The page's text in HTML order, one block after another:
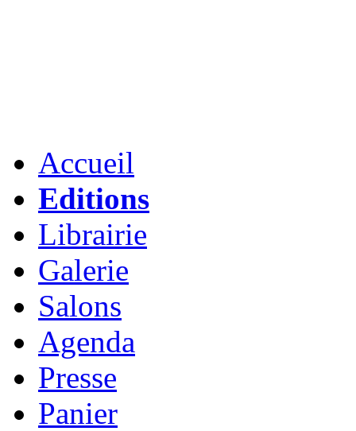
Accueil
Editions
Librairie
Galerie
Salons
Agenda
Presse
Panier